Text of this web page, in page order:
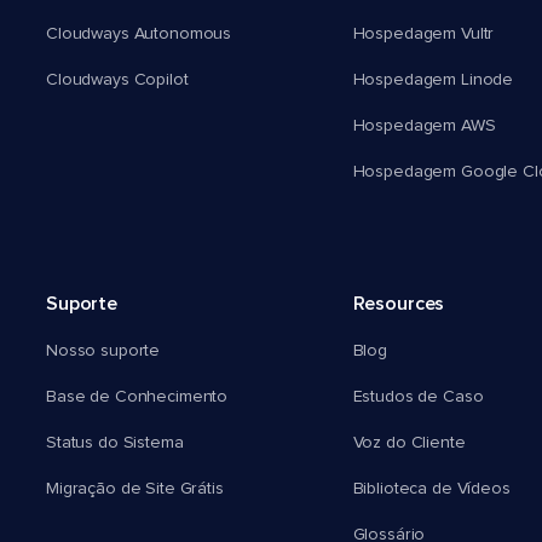
Cloudways Autonomous
Cloudways Copilot
Hospedagem Vultr
Hospedagem Linode
Hospedagem AWS
Hospedagem Google
Suporte
Nosso suporte
Base de Conhecimento
Status do Sistema
Migração de Site Grátis
Resources
Blog
Estudos de Caso
Voz do Cliente
Biblioteca de Vídeos
Glossário